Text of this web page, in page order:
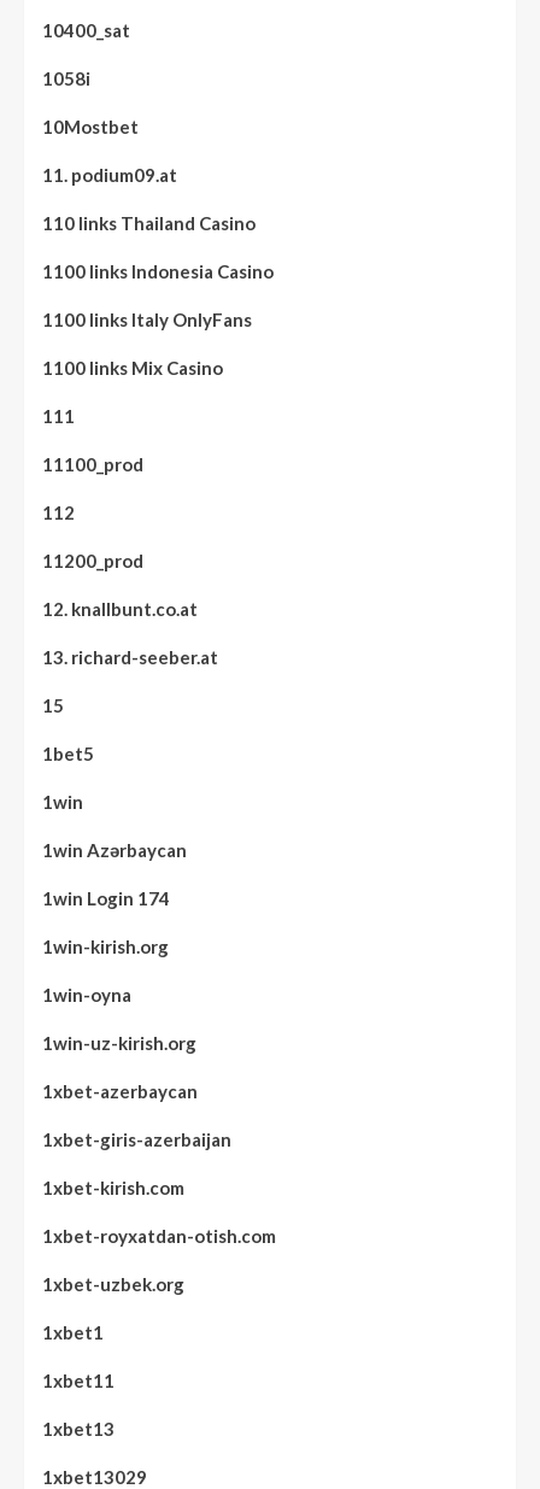
10400_sat
1058i
10Mostbet
11. podium09.at
110 links Thailand Casino
1100 links Indonesia Casino
1100 links Italy OnlyFans
1100 links Mix Casino
111
11100_prod
112
11200_prod
12. knallbunt.co.at
13. richard-seeber.at
15
1bet5
1win
1win Azərbaycan
1win Login 174
1win-kirish.org
1win-oyna
1win-uz-kirish.org
1xbet-azerbaycan
1xbet-giris-azerbaijan
1xbet-kirish.com
1xbet-royxatdan-otish.com
1xbet-uzbek.org
1xbet1
1xbet11
1xbet13
1xbet13029